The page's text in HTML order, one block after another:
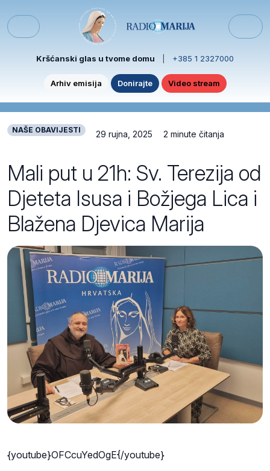
Menu
Kršćanski glas u tvome domu +385 1 2327000
Arhiv emisija Donirajte Video stream
NAŠE OBAVIJESTI 29 rujna, 2025 2 minute čitanja
Mali put u 21h: Sv. Terezija od
Djeteta Isusa i Božjega Lica i
Blažena Djevica Marija
{youtube}OFCcuYedOgE{/youtube}